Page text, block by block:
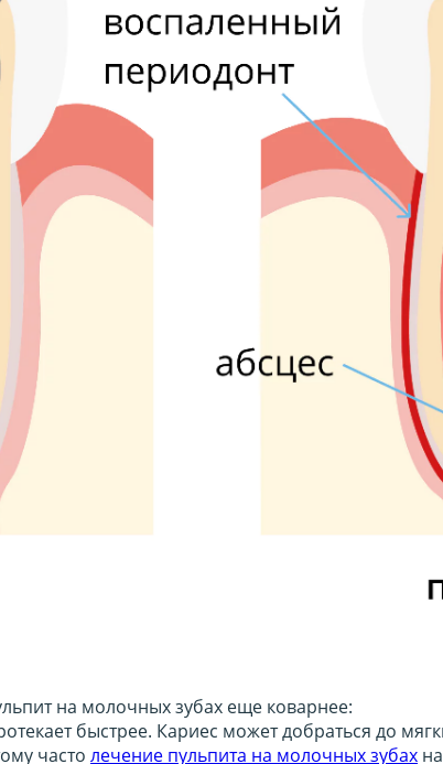
на молочных зубах еще коварнее:
быстрее. Кариес может добраться до
часто лечение пульпита на молочных зубах